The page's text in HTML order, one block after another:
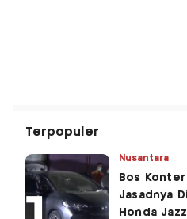
Terpopuler
Nusantara
Bos
Jasadnya
Honda Jazz